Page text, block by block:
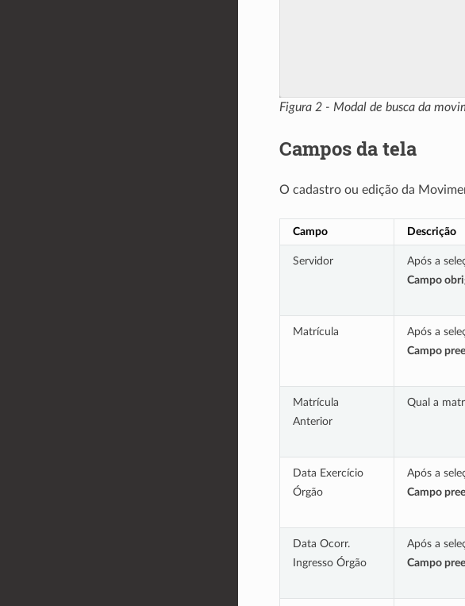
Figura 2 - Modal de busca da
Campos da tela
O cadastro ou edição da
Campo Descrição
Servidor
Após a
Campo
Matrícula
Após a
Campo
Matrícula
Anterior
Qual a
Data Exercício
Órgão
Após a
Campo
Data Ocorr.
Ingresso Órgão
Após a
Campo